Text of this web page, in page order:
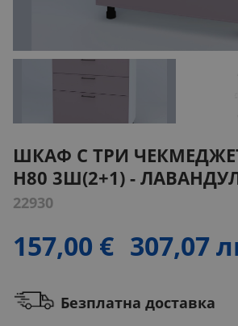
ШКАФ С ТРИ
H80 3Ш(2+1) -
22930
157,00 € 307,07
Безплатна доставка